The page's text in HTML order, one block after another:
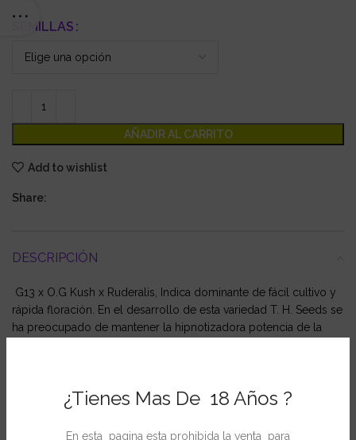
¿Tienes Mas De 18 Años ?
En esta pagina esta prohibida la venta para
SEMILLAS
AÑADIR AL CARRITO
Add to wishlist
Share:
DESCRIPCIÓN
G13 x O.G Kush x Ruderalis, Indica dominante de fácil cultivo y
rápida floración. En el desarrollo de esta variedad T. H. Seeds se
ha preocupado de mantener la hipnotizadora potencia de la
Tipo: Indica dominante
Altura interior: 75 cm
Cosecha interior: 50 gr por planta